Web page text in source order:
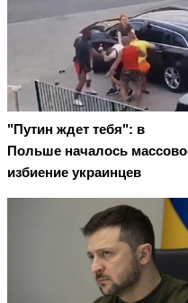
"Путин ждет тебя": в
Польше началось
избиение украинцев